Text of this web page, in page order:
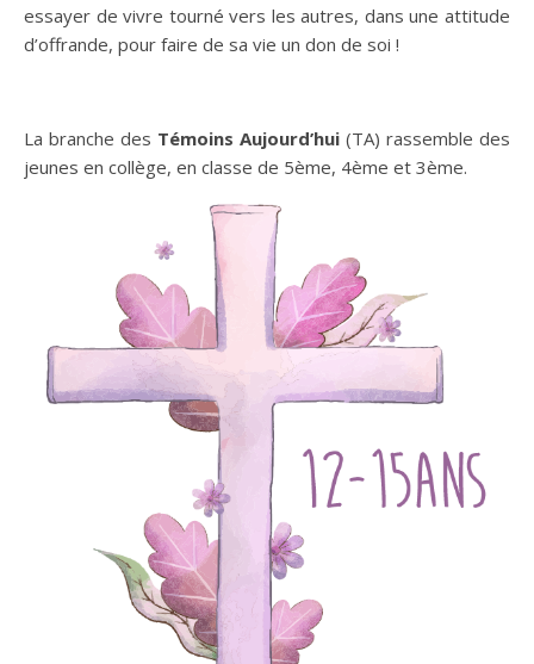
essayer de vivre tourné vers les autres, dans une attitude
d’offrande, pour faire de sa vie un don de soi !
La branche des Témoins Aujourd’hui (TA) rassemble des
jeunes en collège, en classe de 5ème, 4ème et 3ème.